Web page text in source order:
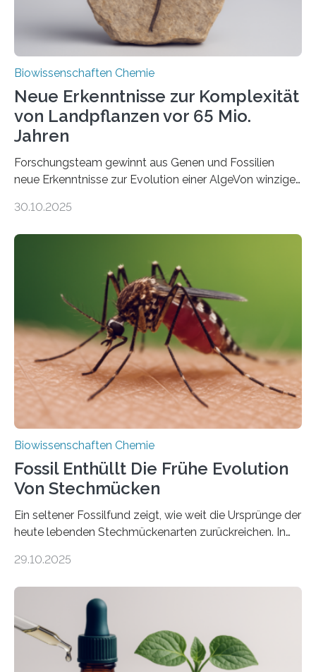
Biowissenschaften Chemie
Neue Erkenntnisse zur Komplexität
von Landpflanzen vor 65 Mio.
Jahren
Forschungsteam gewinnt aus Genen und Fossilien
neue Erkenntnisse zur Evolution einer AlgeVon winzigen
Landpflanzen zählen zu den komplexesten
Grünalgen, die vor Hunderten von Millionen Jahren
lebten. Unter den Vorfahren sticht eine Gruppe heraus,
die noch heute in der Natur vorkommt: die
Süßwasseralge Coleochaetophyceae. Einige Arten
dieser Gruppe bilden aus Zellfäden dichte Geflechte
mit scheibenförmiger Gestalt. Was auffällig ist: Die
nächsten…
30.10.2025
Biowissenschaften Chemie
Fossil Enthüllt Die Frühe Evolution
Von Stechmücken
Ein seltener Fossilfund zeigt, wie weit die Ursprünge der
heute lebenden Stechmückenarten zurückreichen. In
Forschende die bisher älteste bekannte Stechmücken-
Region Kachin in Myanmar und hat sich in
ausgezeichnetem Zustand erhalten. Es konnte als neue
Art einer neuen Gattung beschrieben werden und trägt
nun den Namen Cretosabethes primaevus. Dieser erste
fossile Nachweis einer Stechmückenlarve in Bernstein
29.10.2025